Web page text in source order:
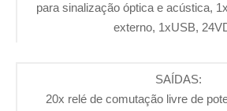
para sinalização óptica e acústica,
externo, 1xUSB,
SAÍDAS:
20x relé de comutação livre de